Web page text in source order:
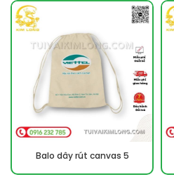
Balo dây rút canvas 5